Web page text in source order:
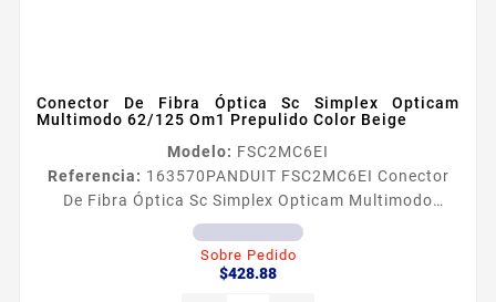
Conector De Fibra Óptica Sc Simplex Opticam
Multimodo 62/125 Om1 Prepulido Color Beige
Modelo: FSC2MC6EI
Referencia: 163570PANDUIT FSC2MC6EI Conector
De Fibra Óptica Sc Simplex Opticam Multimodo
62/125 Om1 Prepulido Color Beige Los conectores de
fibra oacuteptica prepulidos SC cumplen con TIA
EIA604 FOCIS3 y contienen una fibra terminada en
Sobre Pedido
$428.88Precio